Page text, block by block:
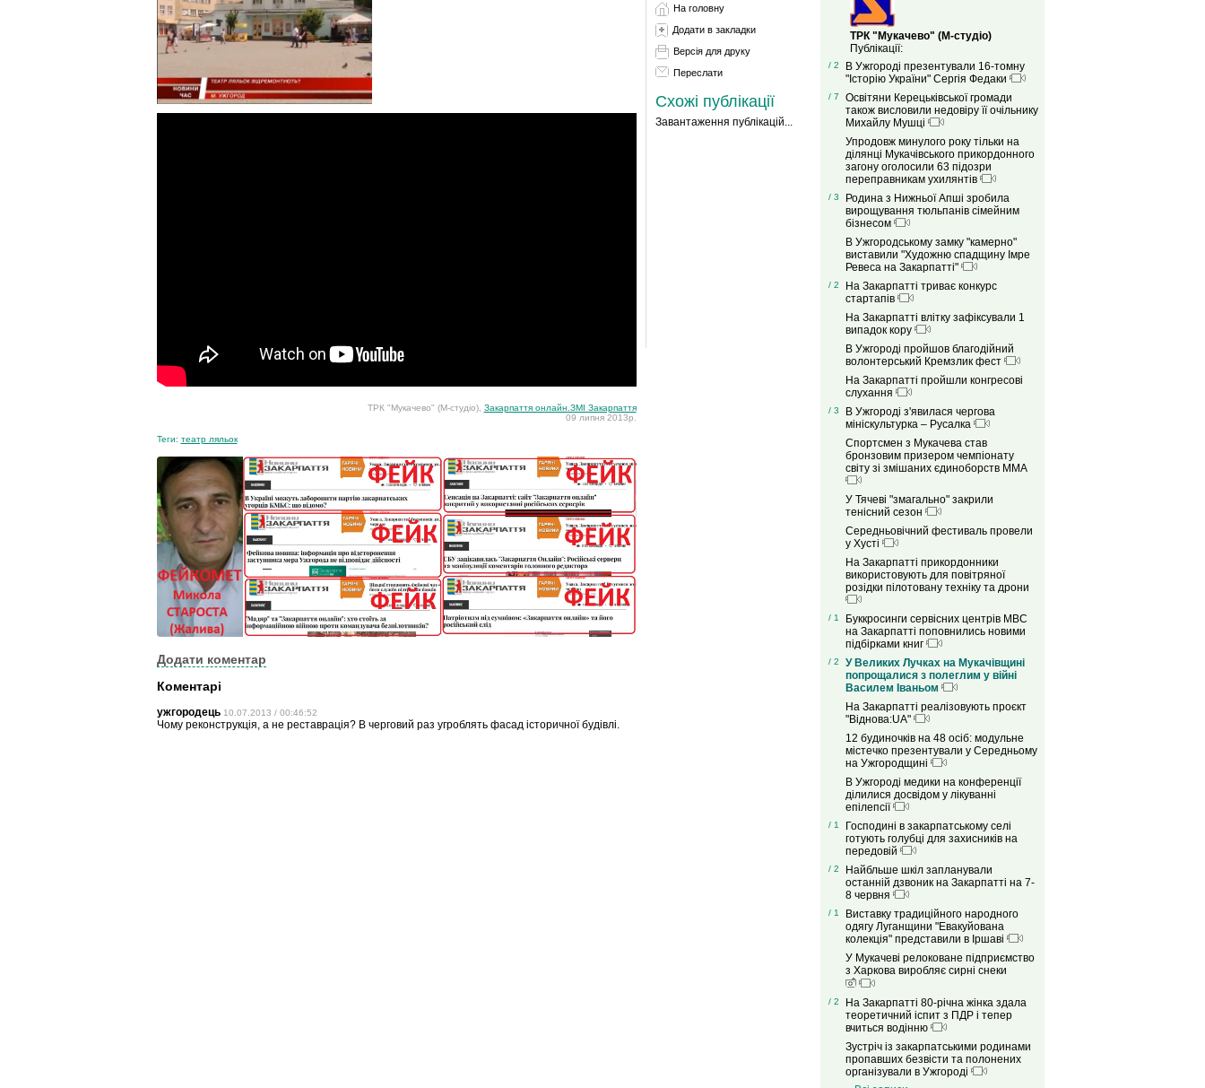
ТРК "Мукачево" (М-студіо), Закарпаття онлайн.ЗМІ Закарпаття
09 липня 2013р.
Теги: театр ляльок
Додати коментар
Коментарі
ужгородець 10.07.2013 / 00:46:52
Чому реконструкція, а не реставрація? В черговий раз угроблять фасад історичної будівлі.
На головну
Додати в закладки
Версія для друку
Переслати
Схожі публікації
Завантаження публікацій...
ТРК "Мукачево" (М-студіо)
Публікації:
/ 2
В Ужгороді презентували 16-томну
"Історію України" Сергія Федаки
/ 7
Освітяни Керецьківської громади
також висловили недовіру її очільнику
Михайлу Мушці
Упродовж минулого року тільки на
ділянці Мукачівського прикордонного
загону оголосили 63 підозри
переправникам ухилянтів
/ 3
Родина з Нижньої Апші зробила
вирощування тюльпанів сімейним
бізнесом
В Ужгородському замку "камерно"
виставили "Художню спадщину Імре
Ревеса на Закарпатті"
/ 2
На Закарпатті триває конкурс
стартапів
На Закарпатті влітку зафіксували 1
випадок кору
В Ужгороді пройшов благодійний
волонтерський Кремзлик фест
На Закарпатті пройшли конгресові
слухання
/ 3
В Ужгороді з'явилася чергова
мініскультурка – Русалка
Спортсмен з Мукачева став
бронзовим призером чемпіонату
світу зі змішаних єдиноборств ММА
У Тячеві "змагально" закрили
тенісний сезон
Середньовічний фестиваль провели
у Хусті
На Закарпатті прикордонники
використовують для повітряної
розідки пілотовану техніку та дрони
/ 1
Буккросинги сервісних центрів МВС
на Закарпатті поповнились новими
підбірками книг
/ 2
У Великих Лучках на Мукачівщині
попрощалися з полеглим у війні
Василем Іваньом
На Закарпатті реалізовують проєкт
"Віднова:UA"
12 будиночків на 48 осіб: модульне
містечко презентували у Середньому
на Ужгородщині
В Ужгороді медики на конференції
ділилися досвідом у лікуванні
епілепсії
/ 1
Господині в закарпатському селі
готують голубці для захисників на
передовій
/ 2
Найбльше шкіл запланували
останній дзвоник на Закарпатті на 7-
8 червня
/ 1
Виставку традиційного народного
одягу Луганщини "Евакуйована
колекція" представили в Іршаві
У Мукачеві релоковане підприємство
з Харкова виробляє сирні снеки
/ 2
На Закарпатті 80-річна жінка здала
теоретичний іспит з ПДР і тепер
вчиться водінню
Зустріч із закарпатськими родинами
пропавших безвісти та полонених
організували в Ужгороді